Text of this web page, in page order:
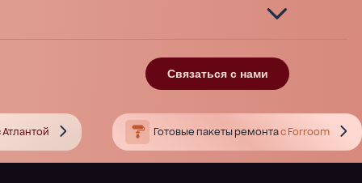
Связаться с нами
Атлантой Готовые пакеты ремонтас Forroom